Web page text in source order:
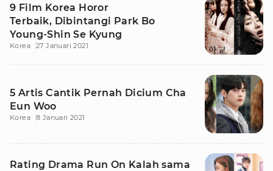
9 Film Korea Horor
Terbaik, Dibintangi Park Bo
Young-Shin Se Kyung
Korea 27 Januari 2021
5 Artis Cantik Pernah Dicium Cha
Eun Woo
Korea 8 Januari 2021
Rating Drama Run On Kalah sama